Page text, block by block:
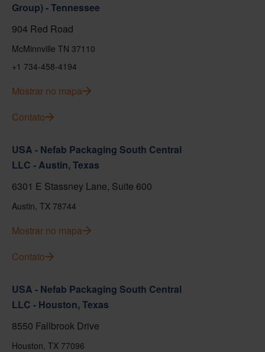
Group) - Tennessee
904 Red Road
McMinnville TN 37110
+1 734-458-4194
Mostrar no mapa
Contato
USA - Nefab Packaging South Central
LLC - Austin, Texas
6301 E Stassney Lane, Suite 600
Austin, TX 78744
Mostrar no mapa
Contato
USA - Nefab Packaging South Central
LLC - Houston, Texas
8550 Fallbrook Drive
Houston, TX 77096